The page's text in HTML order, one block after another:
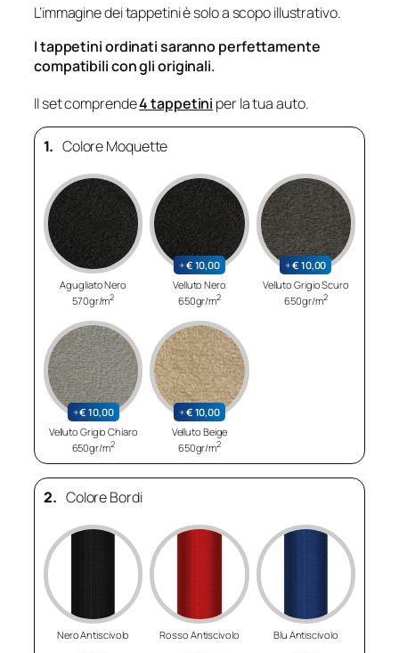
L’immagine dei tappetini è solo a scopo illustrativo.
I tappetini ordinati saranno perfettamente
compatibili con gli originali.
Il set comprende4 tappetini per la tua auto.
1. Colore Moquette
Agugliato Nero
570gr/m2
+€ 10,00
Velluto Nero
650gr/m2
+€ 10,00
Velluto Grigio Scuro
650gr/m2
+€ 10,00
Velluto Grigio Chiaro
650gr/m2
+€ 10,00
Velluto Beige
650gr/m2
2. Colore Bordi
Nero Antiscivolo Rosso Antiscivolo Blu Antiscivolo